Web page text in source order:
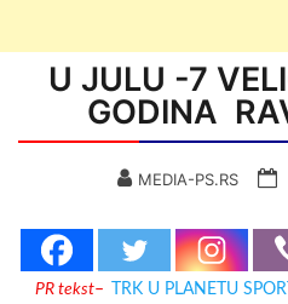
U JULU -7
GODINA
MEDIA-PS.RS
PR tekst–
TRK U PLANETU